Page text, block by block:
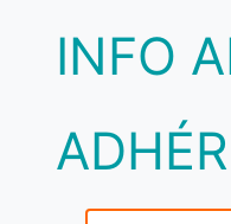
INFO